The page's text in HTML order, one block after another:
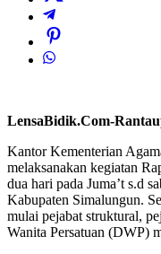
LensaBidik.Com-
Kantor Kementerian
melaksanakan kegiatan
dua hari pada Juma’t s.d
Kabupaten Simalungun.
mulai pejabat struktural,
Wanita Persatuan (DWP)